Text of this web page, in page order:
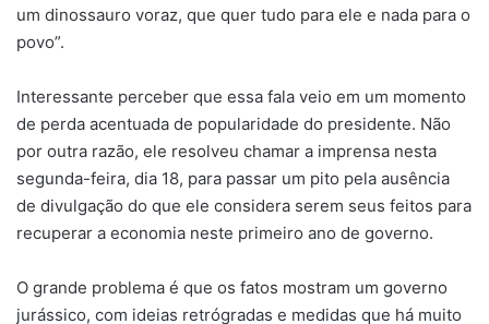
um dinossauro voraz, que quer tudo para ele e nada para o
povo”.
Interessante perceber que essa fala veio em um momento
de perda acentuada de popularidade do presidente. Não
por outra razão, ele resolveu chamar a imprensa nesta
segunda-feira, dia 18, para passar um pito pela ausência
de divulgação do que ele considera serem seus feitos para
recuperar a economia neste primeiro ano de governo.
O grande problema é que os fatos mostram um governo
jurássico, com ideias retrógradas e medidas que há muito